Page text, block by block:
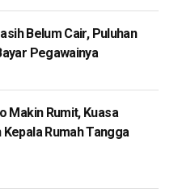
Belum Cair, Puluhan
Pegawainya
Makin Rumit, Kuasa
Rumah Tangga